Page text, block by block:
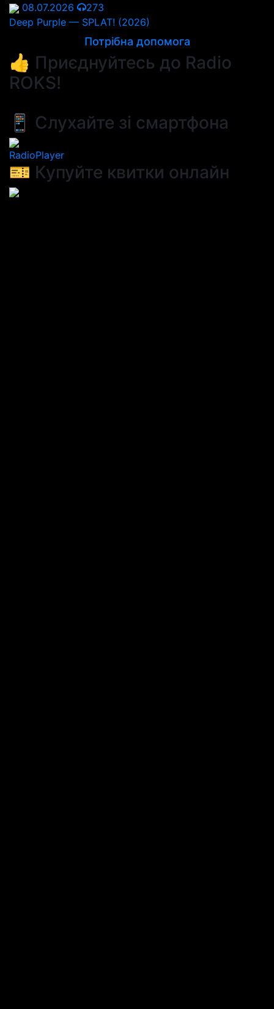
08.07.2026
273
Deep Purple — SPLAT! (2026)
Потрібна допомога
👍 Приєднуйтесь до Radio
ROKS!
📱 Слухайте зі смартфона
RadioPlayer
🎫 Купуйте квитки онлайн